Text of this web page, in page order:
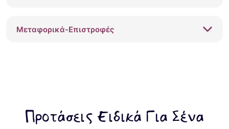
DFAV1468NF
Μεταφορικά-Επιστροφές
Προτάσεις Ειδικά Για Σένα